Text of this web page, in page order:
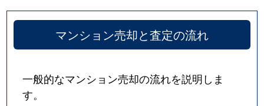
マンション売却と査定の流れ
一般的なマンション売却の流れを説明しま
す。